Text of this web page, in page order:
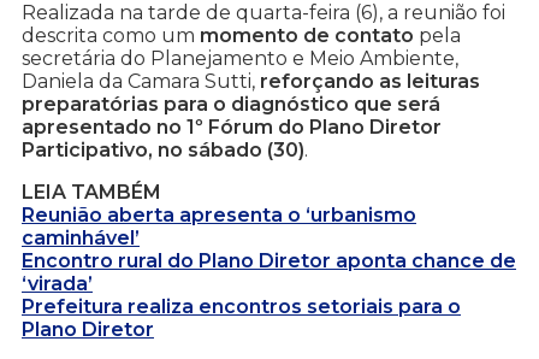
Realizada na tarde de quarta-feira (6), a reunião foi
descrita como um momento de contato pela
secretária do Planejamento e Meio Ambiente,
Daniela da Camara Sutti, reforçando as leituras
preparatórias para o diagnóstico que será
apresentado no 1º Fórum do Plano Diretor
Participativo, no sábado (30).
LEIA TAMBÉM
Reunião aberta apresenta o ‘urbanismo
caminhável’
Encontro rural do Plano Diretor aponta chance de
‘virada’
Prefeitura realiza encontros setoriais para o
Plano Diretor